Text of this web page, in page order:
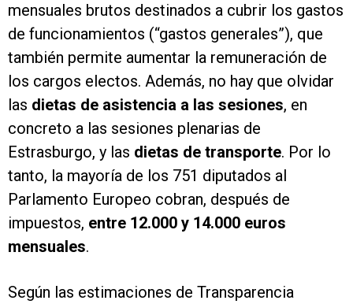
mensuales brutos destinados a cubrir los gastos
de funcionamientos (“gastos generales”), que
también permite aumentar la remuneración de
los cargos electos. Además, no hay que olvidar
las dietas de asistencia a las sesiones, en
concreto a las sesiones plenarias de
Estrasburgo, y las dietas de transporte. Por lo
tanto, la mayoría de los 751 diputados al
Parlamento Europeo cobran, después de
impuestos, entre 12.000 y 14.000 euros
mensuales.
Según las estimaciones de Transparencia